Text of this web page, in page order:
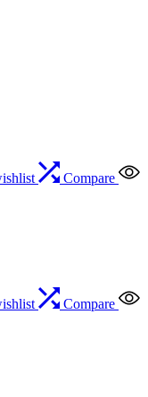
Compare
Compare